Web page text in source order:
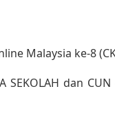
Malaysia ke-8
dan